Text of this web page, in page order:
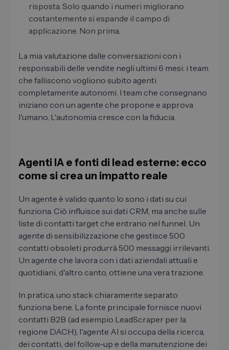
risposta. Solo quando i numeri migliorano
costantemente si espande il campo di
applicazione. Non prima.
La mia valutazione dalle conversazioni con i
responsabili delle vendite negli ultimi 6 mesi: i team
che falliscono vogliono subito agenti
completamente autonomi. I team che consegnano
iniziano con un agente che propone e approva
l'umano. L'autonomia cresce con la fiducia.
Agenti IA e fonti di lead esterne: ecco
come si crea un impatto reale
Un agente è valido quanto lo sono i dati su cui
funziona. Ciò influisce sui dati CRM, ma anche sulle
liste di contatti target che entrano nel funnel. Un
agente di sensibilizzazione che gestisce 500
contatti obsoleti produrrà 500 messaggi irrilevanti.
Un agente che lavora con i dati aziendali attuali e
quotidiani, d'altro canto, ottiene una vera trazione.
In pratica, uno stack chiaramente separato
funziona bene. La fonte principale fornisce nuovi
contatti B2B (ad esempio LeadScraper per la
regione DACH), l'agente AI si occupa della ricerca,
dei contatti, del follow-up e della manutenzione dei